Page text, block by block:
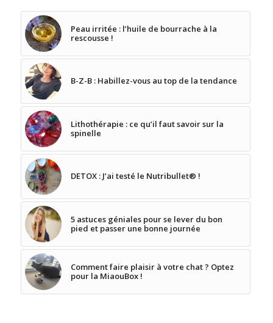
Peau irritée : l’huile de bourrache à la
rescousse !
B-Z-B : Habillez-vous au top de la tendance
Lithothérapie : ce qu’il faut savoir sur la
spinelle
DETOX : J’ai testé le Nutribullet® !
5 astuces géniales pour se lever du bon
pied et passer une bonne journée
Comment faire plaisir à votre chat ? Optez
pour la MiaouBox !